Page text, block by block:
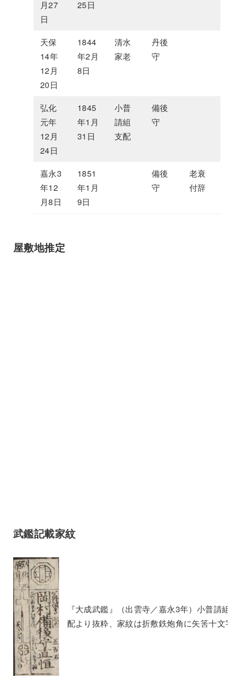
月27
日
25日
天保
14年
12月
20日
1844
年2月
8日
清水
家老
丹後
守
弘化
元年
12月
24日
1845
年1月
31日
小普
請組
支配
備後
守
嘉永3
年12
月8日
1851
年1月
9日
備後
守
老衰
付辞
屋敷地推定
武鑑記載家紋
『大成武鑑』（出雲寺／嘉永3年）小普請
配より抜粋、家紋は折敷鉄炮角に矢筈十文